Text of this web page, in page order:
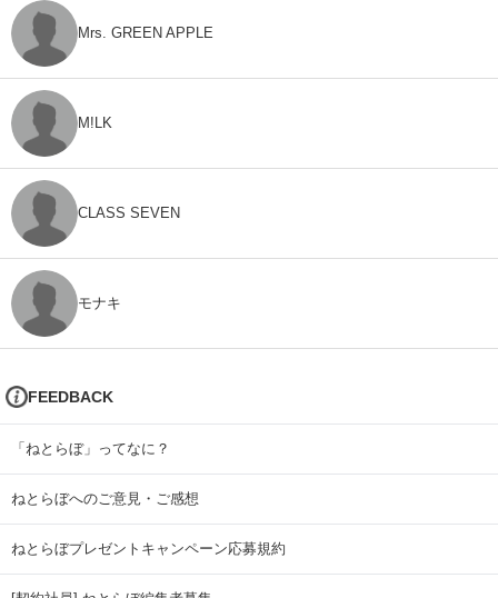
Mrs. GREEN APPLE
M!LK
CLASS SEVEN
モナキ
FEEDBACK
「ねとらぼ」ってなに？
ねとらぼへのご意見・ご感想
ねとらぼプレゼントキャンペーン応募規約